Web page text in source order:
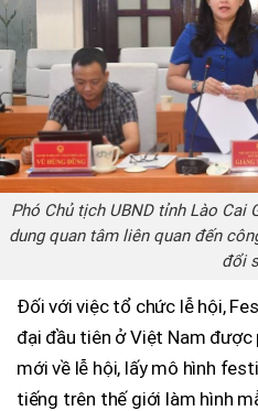
Phó Chủ tịch UBND tỉnh Lào Cai
dung quan tâm liên quan đến
đổi
Đối với việc tổ chức lễ hội,
đại đầu tiên ở Việt Nam
mới về lễ hội, lấy mô hình
tiếng trên thế giới làm hình